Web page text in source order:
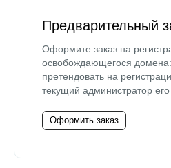
Предварительный
Оформите заказ на
освобождающегося
претендовать на
текущий администратор
Оформить заказ